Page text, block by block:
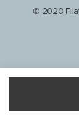
© 2020